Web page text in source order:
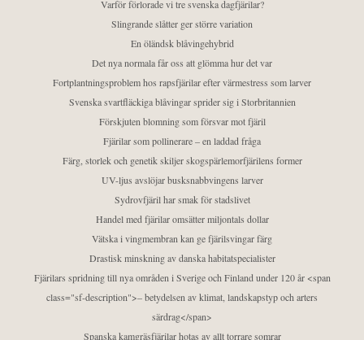
Varför förlorade vi tre svenska dagfjärilar?
Slingrande slåtter ger större variation
En öländsk blåvingehybrid
Det nya normala får oss att glömma hur det var
Fortplantningsproblem hos rapsfjärilar efter värmestress som larver
Svenska svartfläckiga blåvingar sprider sig i Storbritannien
Förskjuten blomning som försvar mot fjäril
Fjärilar som pollinerare – en laddad fråga
Färg, storlek och genetik skiljer skogspärlemorfjärilens former
UV-ljus avslöjar busksnabbvingens larver
Sydrovfjäril har smak för stadslivet
Handel med fjärilar omsätter miljontals dollar
Vätska i vingmembran kan ge fjärilsvingar färg
Drastisk minskning av danska habitatspecialister
Fjärilars spridning till nya områden i Sverige och Finland under 120 år <span
class="sf-description">– betydelsen av klimat, landskapstyp och arters
särdrag</span>
Spanska kamgräsfjärilar hotas av allt torrare somrar